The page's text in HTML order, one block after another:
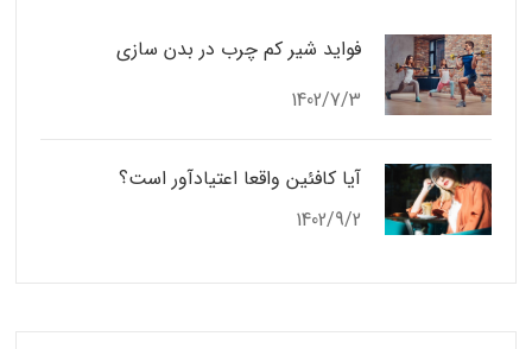
فواید شیر کم چرب در بدن سازی
1402/7/3
آیا کافئین واقعا اعتیادآور است؟
1402/9/2